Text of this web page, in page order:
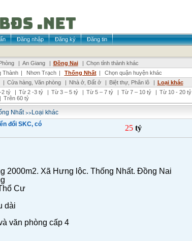
Đăng nhập Đăng ký
Đăng tin
| An Giang | Đồng Nai | Chọn tỉnh thành khác
Thành | Nhơn Trạch | Thống Nhất |
Chọn quận huyện khác
| Cửa hàng, Văn phòng | Nhà ở, Đất ở | Biệt thự, Phân lô | Loại khác
2 tỷ | Từ 2 -3 tỷ | Từ 3 – 5 tỷ | Từ 5 – 7 tỷ | Từ 7 – 10 tỷ | Từ 10 - 20 tỷ
| Trên 60 tỷ
Nhất>>Loại khác
đổi SKC, có
25 tỷ
2000m2. Xã Hưng lộc. Thống Nhất. Đồng Nai
Cư
dài
văn phòng cấp 4